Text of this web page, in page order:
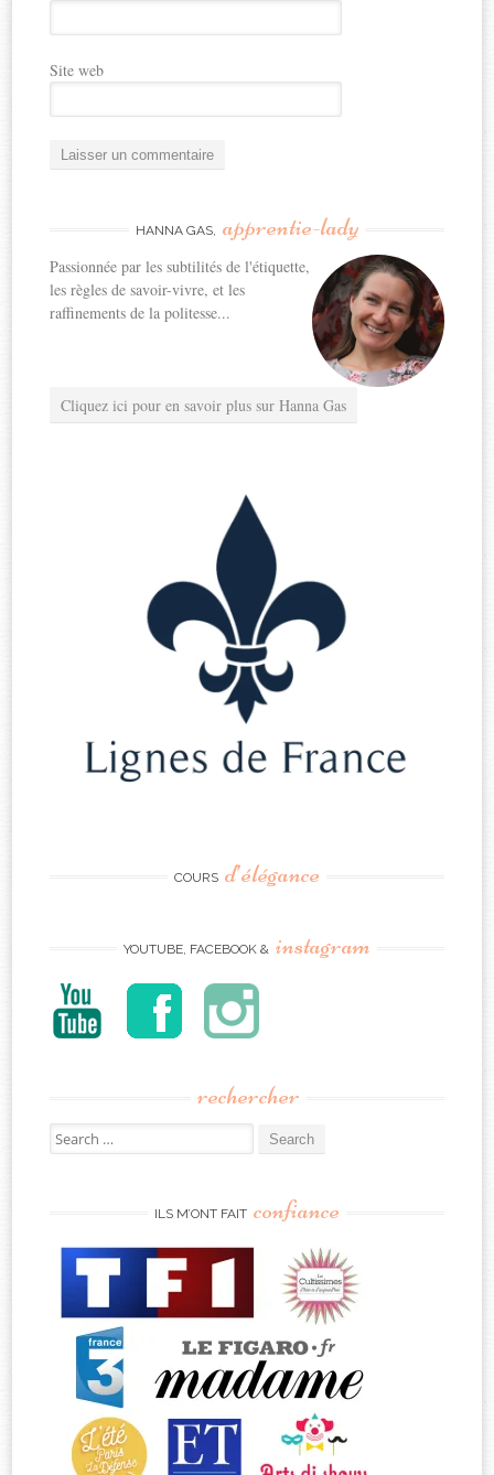
Site web
HANNA GAS, apprentie-lady
Passionnée par les subtilités de l'étiquette,
les règles de savoir-vivre, et les
raffinements de la politesse...
Cliquez ici pour en savoir plus sur Hanna Gas
COURS d’élégance
YOUTUBE, FACEBOOK & instagram
rechercher
Search
for:
ILS M’ONT FAIT confiance